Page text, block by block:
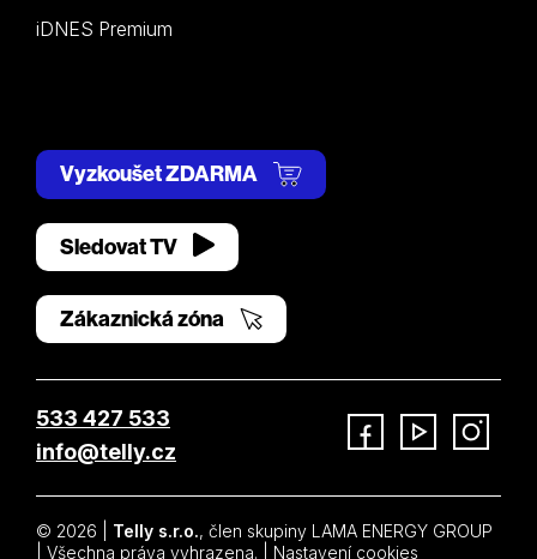
iDNES Premium
Vyzkoušet ZDARMA
Sledovat TV
Zákaznická zóna
533 427 533
info@telly.cz
© 2026 | Telly s.r.o., člen skupiny LAMA ENERGY GROUP
| Všechna práva vyhrazena. | Nastavení cookies